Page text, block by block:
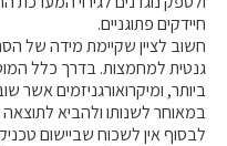
חיידקים פתוגניים.
חשוב לציין שקיימת מידה של
גנטית למחמצות. בדרך כלל
ביותר, ומיקרואורגניזמים אשר
במאוחר לשנותו ולהביא לתוצאה
לבסוף אין לשכוח שביישום